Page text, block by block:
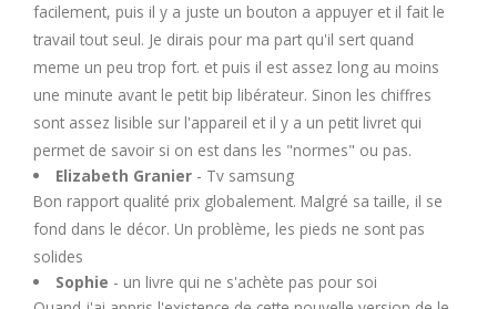
V
W
Y
facilement, puis il y a juste un bouton a appuyer et il fait le
travail tout seul. Je dirais pour ma part qu'il sert quand
meme un peu trop fort. et puis il est assez long au moins
une minute avant le petit bip libérateur. Sinon les chiffres
sont assez lisible sur l'appareil et il y a un petit livret qui
permet de savoir si on est dans les "normes" ou pas.
Elizabeth Granier- Tv samsung
Bon rapport qualité prix globalement. Malgré sa taille, il se
fond dans le décor. Un problème, les pieds ne sont pas
solides
Sophie - un livre qui ne s'achète pas pour soi